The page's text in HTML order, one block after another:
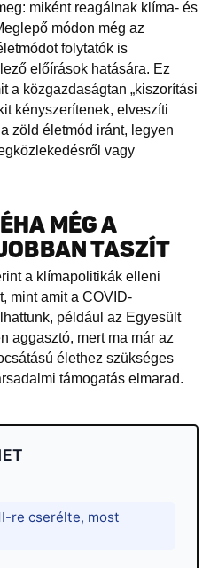
miként reagálnak klíma- és
módon még az
folytatók is
előírások hatására. Ez
a közgazdaságtan „kiszorítási
kényszerítenek, elveszíti
zöld életmód iránt, legyen
vagy
MÉG A
TASZÍT
a klímapolitikák elleni
mint amit a COVID-
például az Egyesült
aggasztó, mert ma már az
élethez szükséges
támogatás elmarad.
re cserélte, most